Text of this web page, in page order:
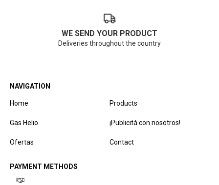
WE SEND YOUR PRODUCT
Deliveries throughout the country
NAVIGATION
Home Products
Gas Helio ¡Publicitá con nosotros!
Ofertas Contact
PAYMENT METHODS